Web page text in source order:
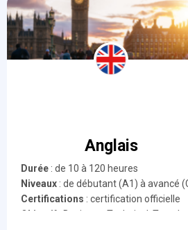
Anglais
Durée : de 10 à 120 heures
Niveaux : de débutant (A1) à avancé
Certifications : certification officielle
Objectif : Business, Technical, Travel ou